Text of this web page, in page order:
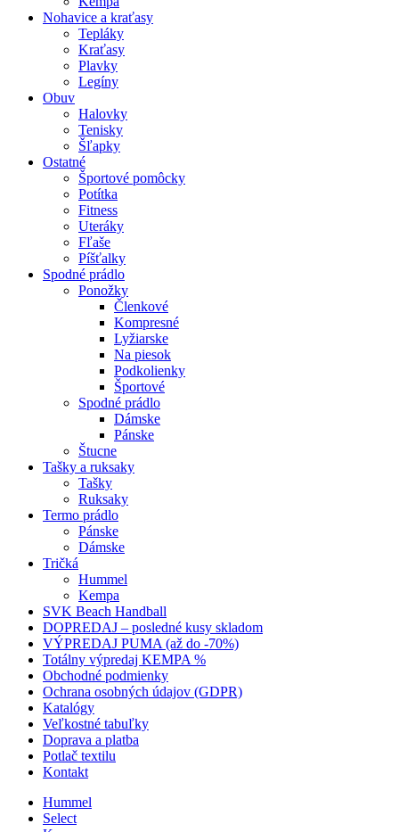
Nohavice a kraťasy
Tepláky
Kraťasy
Plavky
Legíny
Obuv
Halovky
Tenisky
Šľapky
Ostatné
Športové pomôcky
Potítka
Fitness
Uteráky
Fľaše
Píšťalky
Spodné prádlo
Ponožky
Členkové
Kompresné
Lyžiarske
Na piesok
Podkolienky
Športové
Spodné prádlo
Dámske
Pánske
Štucne
Tašky a ruksaky
Tašky
Ruksaky
Termo prádlo
Pánske
Dámske
Tričká
Hummel
Kempa
SVK Beach Handball
DOPREDAJ – posledné kusy skladom
VÝPREDAJ PUMA (až do -70%)
Totálny výpredaj KEMPA %
Obchodné podmienky
Ochrana osobných údajov (GDPR)
Katalógy
Veľkostné tabuľky
Doprava a platba
Potlač textilu
Kontakt
Hummel
Select